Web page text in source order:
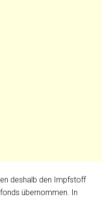
deshalb den Impfstoff
übernommen. In